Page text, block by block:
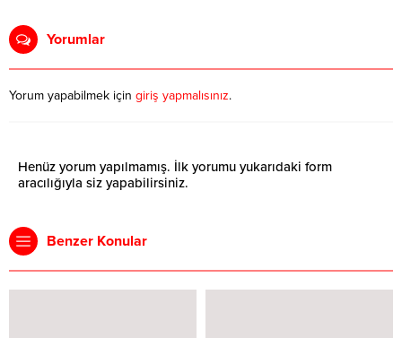
Yorumlar
Yorum yapabilmek için giriş yapmalısınız.
Henüz yorum yapılmamış. İlk yorumu yukarıdaki form
aracılığıyla siz yapabilirsiniz.
Benzer Konular